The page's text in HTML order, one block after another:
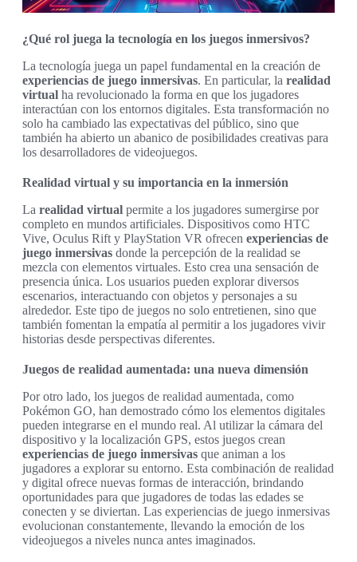
¿Qué rol juega la tecnología en los juegos inmersivos?
La tecnología juega un papel fundamental en la creación de
experiencias de juego inmersivas. En particular, la realidad
virtual ha revolucionado la forma en que los jugadores
interactúan con los entornos digitales. Esta transformación no
solo ha cambiado las expectativas del público, sino que
también ha abierto un abanico de posibilidades creativas para
los desarrolladores de videojuegos.
Realidad virtual y su importancia en la inmersión
La realidad virtual permite a los jugadores sumergirse por
completo en mundos artificiales. Dispositivos como HTC
Vive, Oculus Rift y PlayStation VR ofrecen experiencias de
juego inmersivas donde la percepción de la realidad se
mezcla con elementos virtuales. Esto crea una sensación de
presencia única. Los usuarios pueden explorar diversos
escenarios, interactuando con objetos y personajes a su
alrededor. Este tipo de juegos no solo entretienen, sino que
también fomentan la empatía al permitir a los jugadores vivir
historias desde perspectivas diferentes.
Juegos de realidad aumentada: una nueva dimensión
Por otro lado, los juegos de realidad aumentada, como
Pokémon GO, han demostrado cómo los elementos digitales
pueden integrarse en el mundo real. Al utilizar la cámara del
dispositivo y la localización GPS, estos juegos crean
experiencias de juego inmersivas que animan a los
jugadores a explorar su entorno. Esta combinación de realidad
y digital ofrece nuevas formas de interacción, brindando
oportunidades para que jugadores de todas las edades se
conecten y se diviertan. Las experiencias de juego inmersivas
evolucionan constantemente, llevando la emoción de los
videojuegos a niveles nunca antes imaginados.